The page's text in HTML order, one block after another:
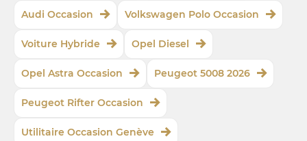
Audi Occasion Volkswagen Polo Occasion
Voiture Hybride Opel Diesel
Opel Astra Occasion Peugeot 5008 2026
Peugeot Rifter Occasion
Utilitaire Occasion Genève